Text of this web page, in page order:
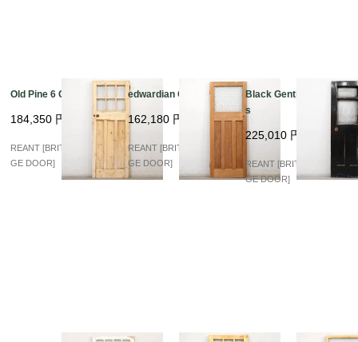
Old Pine 6 Glass
184,350 円
REANT [BRITISH VINTA
GE DOOR]
edwardian Old Pine
162,180 円
REANT [BRITISH VINTA
GE DOOR]
Black Gentleman Glas
s
225,010 円
REANT [BRITISH VINTA
GE DOOR]